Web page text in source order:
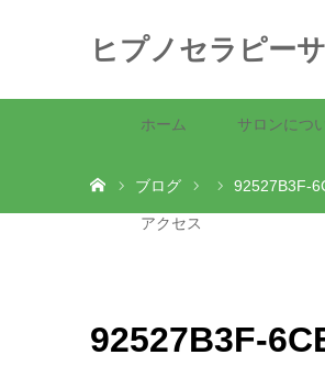
ヒプノセラピー
ホーム サロンにつ
アクセス
ブログ 92527B3F-
92527B3F-